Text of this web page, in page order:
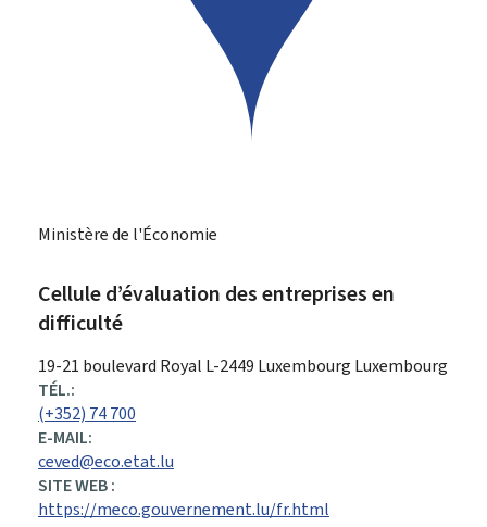
Ministère de l'Économie
Cellule d’évaluation des entreprises en
difficulté
ADRESSE
:
19-21 boulevard Royal L-2449 Luxembourg Luxembourg
TÉL.:
(+352) 74 700
E-MAIL:
ceved@eco.etat.lu
SITE WEB :
https://meco.gouvernement.lu/fr.html